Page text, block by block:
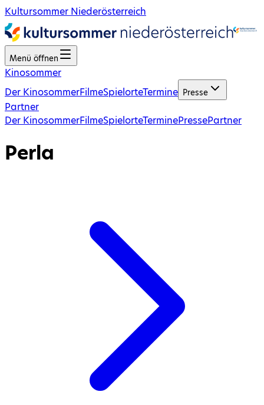
Kultursommer Niederösterreich
Menü öffnen
Kinosommer
Der KinosommerFilmeSpielorteTermine Presse
Partner
Der KinosommerFilmeSpielorteTerminePressePartner
Perla